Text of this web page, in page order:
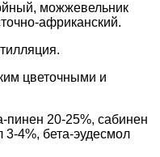
можжевельник
африканский.
цветочными и
пинен 20-25%, сабинен
4%, бета-эудесмол